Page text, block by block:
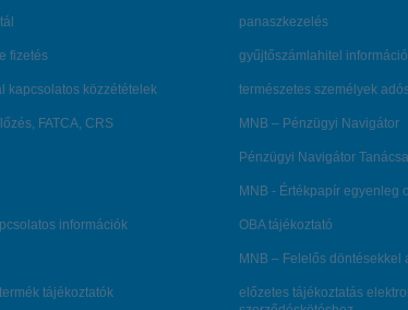
fizetés
kapcsolatos közzétételek
FATCA, CRS
információk
tájékoztatók
panaszkezelés
gyűjtőszámlahitel
természetes személyek
MNB – Pénzügyi Navigátor
Pénzügyi Navigátor
MNB - Értékpapír egyenleg
OBA tájékoztató
MNB – Felelős döntésekkel
előzetes tájékoztatás